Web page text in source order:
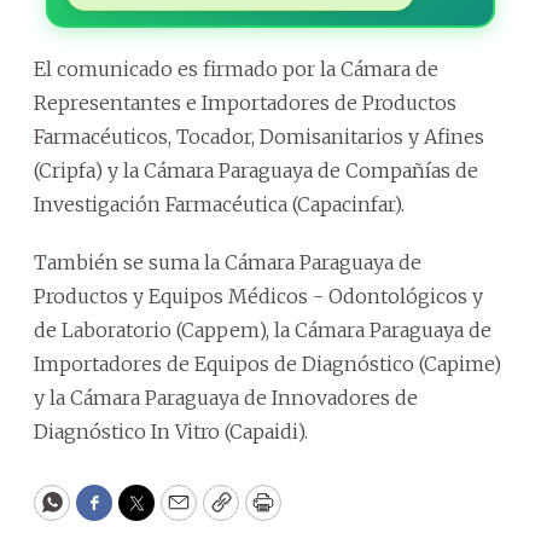
El comunicado es firmado por la Cámara de
Representantes e Importadores de Productos
Farmacéuticos, Tocador, Domisanitarios y Afines
(Cripfa) y la Cámara Paraguaya de Compañías de
Investigación Farmacéutica (Capacinfar).
También se suma la Cámara Paraguaya de
Productos y Equipos Médicos - Odontológicos y
de Laboratorio (Cappem), la Cámara Paraguaya de
Importadores de Equipos de Diagnóstico (Capime)
y la Cámara Paraguaya de Innovadores de
Diagnóstico In Vitro (Capaidi).
WhatsApp
Facebook
Twitter
EmailCopyPrint